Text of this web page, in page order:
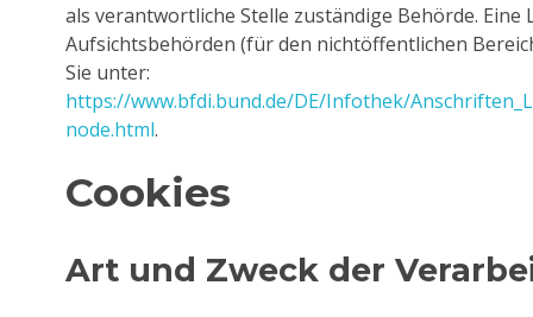
als verantwortliche Stelle zuständige Behörde. Eine
Aufsichtsbehörden (für den nichtöffentlichen
Sie unter:
https://www.bfdi.bund.de/DE/Infothek/
node.html.
Cookies
Art und Zweck der